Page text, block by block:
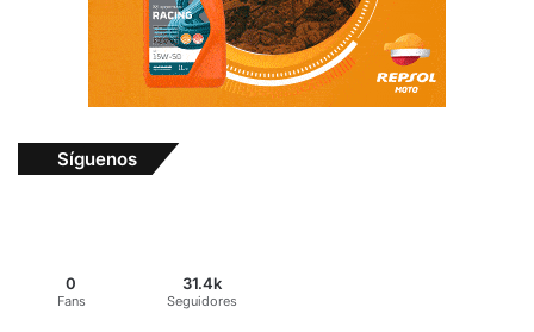
Síguenos
0
Fans
31.4k
Seguidores